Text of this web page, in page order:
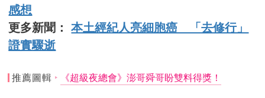
感想
更多新聞：本土經紀人亮細胞癌 「去修行」
證實驟逝
推薦圖輯 《超級夜總會》澎哥舜哥盼雙料得獎！